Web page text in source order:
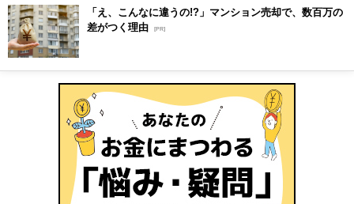
「え、こんなに違うの!?」マンション売却で、数百万の
差がつく理由 [PR]